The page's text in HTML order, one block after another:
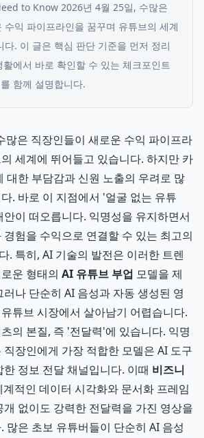
to Know 2026년 4월 25일, 수많은
수익 파이프라인을 꿈꾸며 유튜브의 세계
다. 이 글은 핵심 판단 기준을 먼저 정리
에서 바로 확인할 수 있는 체크포인트
함께 설명합니다.
많은 직장인들이 새로운 수익 파이프라
세계에 뛰어들고 있습니다. 하지만 카
대한 부담감과 신원 노출의 우려로 많
. 바로 이 지점에서 '얼굴 없는 유튜
이 떠오릅니다. 익명성을 유지하면서
험을 수익으로 연결할 수 있는 최고의
. 특히, AI 기술의 발전은 이러한 트렌
운 형태의 AI 유튜브 부업 모델을 제
나 단순히 AI 음성과 자동 생성된 영
튜브 시장에서 살아남기 어렵습니다.
의 본질, 즉 '전달력'에 있습니다. 익명
장인에게 가장 적합한 모델은 AI 도구
정보 전달 채널입니다. 이때 비즈니
적인 데이터 시각화와 문서화 프레임
없이도 강력한 전달력을 가진 영상을
많은 초보 유튜버들이 단순히 AI 음성